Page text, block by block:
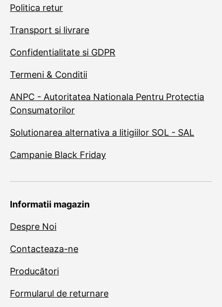
Politica retur
Transport si livrare
Confidentialitate si GDPR
Termeni & Conditii
ANPC - Autoritatea Nationala Pentru Protectia
Consumatorilor
Solutionarea alternativa a litigiilor SOL - SAL
Campanie Black Friday
Informatii magazin
Despre Noi
Contacteaza-ne
Producători
Formularul de returnare